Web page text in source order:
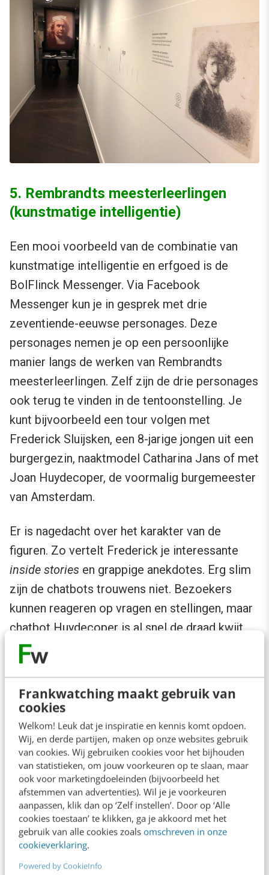
Frankwatching maakt gebruik van
cookies
Welkom! Leuk dat je inspiratie en kennis komt opdoen.
Wij, en derde partijen, maken op onze websites gebruik
van cookies. Wij gebruiken cookies voor het bijhouden
van statistieken, om jouw voorkeuren op te slaan, maar
ook voor marketingdoeleinden (bijvoorbeeld het
afstemmen van advertenties). Wil je je voorkeuren
aanpassen, klik dan op ‘Zelf instellen’. Door op ‘Alle
cookies toestaan’ te klikken, ga je akkoord met het
gebruik van alle cookies zoals omschreven in onze
cookieverklaring.
Powered by CookieInfo
5. Rembrandts meesterleerlingen
(kunstmatige intelligentie)
Een mooi voorbeeld van de combinatie van
kunstmatige intelligentie en erfgoed is de
BolFlinck Messenger. Via Facebook
Messenger kun je in gesprek met drie
zeventiende-eeuwse personages. Deze
personages nemen je op een persoonlijke
manier langs de werken van Rembrandts
meesterleerlingen. Zelf zijn de drie personages
ook terug te vinden in de tentoonstelling. Je
kunt bijvoorbeeld een tour volgen met
Frederick Sluijsken, een 8-jarige jongen uit een
burgergezin, naaktmodel Catharina Jans of met
Joan Huydecoper, de voormalig burgemeester
van Amsterdam.
Er is nagedacht over het karakter van de
figuren. Zo vertelt Frederick je interessante
inside stories en grappige anekdotes. Erg slim
zijn de chatbots trouwens niet. Bezoekers
kunnen reageren op vragen en stellingen, maar
chatbot Huydecoper is al snel de draad kwijt.